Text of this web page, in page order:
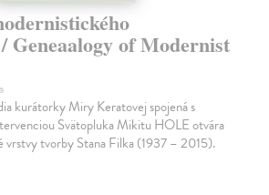
Geneaalogy of Modernist
kurátorky Miry Keratovej spojená s
Svätopluka Mikitu HOLE otvára
vrstvy tvorby Stana Filka (1937 – 2015).